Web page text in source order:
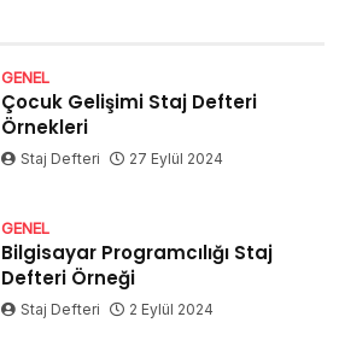
GENEL
Çocuk Gelişimi Staj Defteri
Örnekleri
Staj Defteri 27 Eylül 2024
GENEL
Bilgisayar Programcılığı Staj
Defteri Örneği
Staj Defteri 2 Eylül 2024